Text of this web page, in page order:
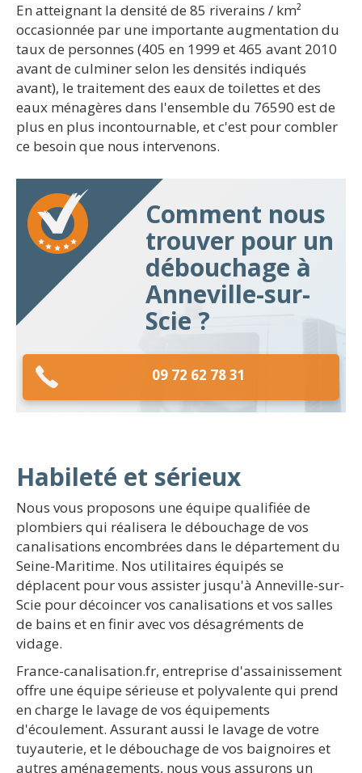
En atteignant la densité de 85 riverains / km²
occasionnée par une importante augmentation du
taux de personnes (405 en 1999 et 465 avant 2010
avant de culminer selon les densités indiqués
avant), le traitement des eaux de toilettes et des
eaux ménagères dans l'ensemble du 76590 est de
plus en plus incontournable, et c'est pour combler
ce besoin que nous intervenons.
Comment nous
trouver pour un
débouchage à
Anneville-sur-
Scie ?
09 72 62 78 31
Habileté et sérieux
Nous vous proposons une équipe qualifiée de
plombiers qui réalisera le débouchage de vos
canalisations encombrées dans le département du
Seine-Maritime. Nos utilitaires équipés se
déplacent pour vous assister jusqu'à Anneville-sur-
Scie pour décoincer vos canalisations et vos salles
de bains et en finir avec vos désagréments de
vidage.
France-canalisation.fr, entreprise d'assainissement
offre une équipe sérieuse et polyvalente qui prend
en charge le lavage de vos équipements
d'écoulement. Assurant aussi le lavage de votre
tuyauterie, et le débouchage de vos baignoires et
autres aménagements, nous vous assurons un